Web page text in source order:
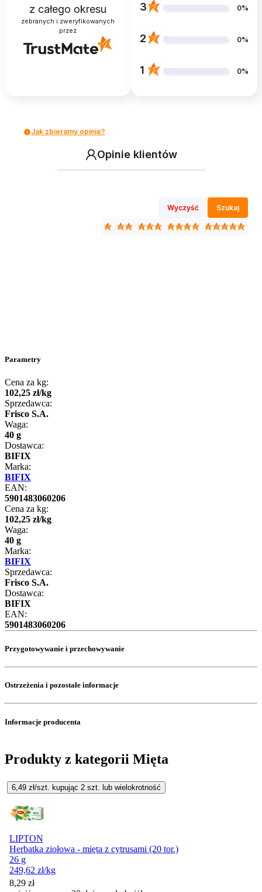
z całego okresu
zebranych i zweryfikowanych
przez
3 0%
2 0%
1 0%
Jak zbieramy opinie?
Opinie klientów
Wyczyść Szukaj
Parametry
Cena za kg:
102,25 zł/kg
Sprzedawca:
Frisco S.A.
Waga:
40 g
Dostawca:
BIFIX
Marka:
BIFIX
EAN:
5901483060206
Cena za kg:
102,25 zł/kg
Waga:
40 g
Marka:
BIFIX
Sprzedawca:
Frisco S.A.
Dostawca:
BIFIX
EAN:
5901483060206
Przygotowywanie i przechowywanie
Ostrzeżenia i pozostałe informacje
Informacje producenta
Produkty z kategorii Mięta
6,49 zł/szt. kupując 2 szt. lub wielokrotność
LIPTON
Herbatka ziołowa - mięta z cytrusami (20 tor.)
26 g
249,62 zł/kg
8,29 zł